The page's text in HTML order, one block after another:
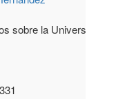
sobre la Universidad
331